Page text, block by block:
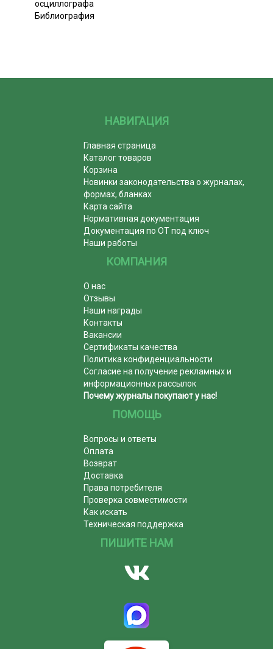
осциллографа
Библиография
НАВИГАЦИЯ
Главная страница
Каталог товаров
Корзина
Новинки законодательства о журналах,
формах, бланках
Карта сайта
Нормативная документация
Документация по ОТ под ключ
Наши работы
КОМПАНИЯ
О нас
Отзывы
Наши награды
Контакты
Вакансии
Сертификаты качества
Политика конфиденциальности
Согласие на получение рекламных и
информационных рассылок
Почему журналы покупают у нас!
ПОМОЩЬ
Вопросы и ответы
Оплата
Возврат
Доставка
Права потребителя
Проверка совместимости
Как искать
Техническая поддержка
ПИШИТЕ НАМ